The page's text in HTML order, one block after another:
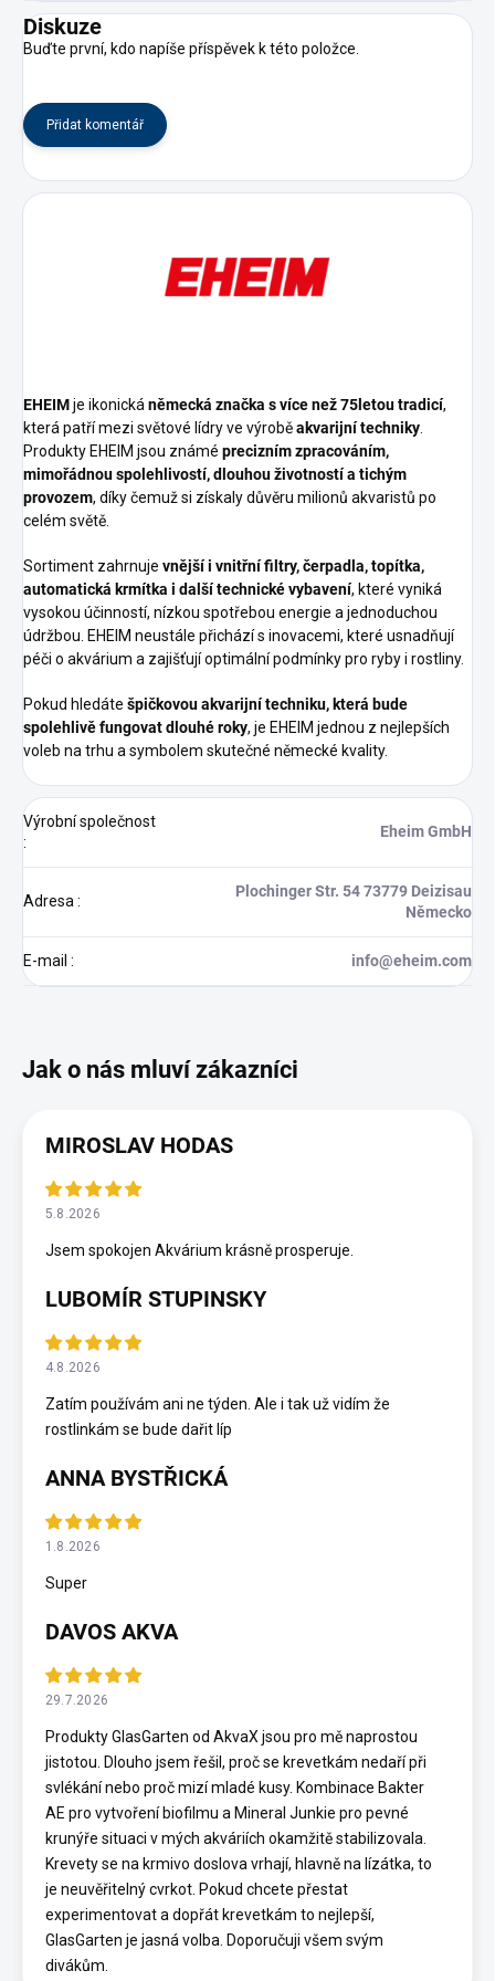
Diskuze
Buďte první, kdo napíše příspěvek k této položce.
Přidat komentář
EHEIMje ikonická německá značka s více než 75letou tradicí,
která patří mezi světové lídry ve výroběakvarijní techniky
Produkty EHEIM jsou známé precizním zpracováním,
mimořádnou spolehlivostí, dlouhou životností a tichým
provozem, díky čemuž si získaly důvěru milionů akvaristů po
celém světě.
Sortiment zahrnuje vnější i vnitřní filtry, čerpadla, topítka,
automatická krmítka i další technické vybavení, které vyniká
vysokou účinností, nízkou spotřebou energie a jednoduchou
údržbou. EHEIM neustále přichází s inovacemi, které usnadňují
péči o akvárium a zajišťují optimální podmínky pro ryby i rostliny.
Pokud hledáte špičkovou akvarijní techniku, která bude
spolehlivě fungovat dlouhé roky, je EHEIM jednou z nejlepších
voleb na trhu a symbolem skutečné německé kvality.
Výrobní společnost
:
Eheim GmbH
Adresa :
Plochinger Str. 54 73779 Deizisau
Německo
E-mail : info@eheim.com
MIROSLAV HODAS
5.8.2026
Jsem spokojen Akvárium krásně prosperuje.
LUBOMÍR STUPINSKY
4.8.2026
Zatím používám ani ne týden. Ale i tak už vidím že
rostlinkám se bude dařit líp
ANNA BYSTŘICKÁ
1.8.2026
Super
DAVOS AKVA
29.7.2026
Produkty GlasGarten od AkvaX jsou pro mě naprostou
jistotou. Dlouho jsem řešil, proč se krevetkám nedaří při
svlékání nebo proč mizí mladé kusy. Kombinace Bakter
AE pro vytvoření biofilmu a Mineral Junkie pro pevné
krunýře situaci v mých akváriích okamžitě stabilizovala.
Krevety se na krmivo doslova vrhají, hlavně na lízátka, to
je neuvěřitelný cvrkot. Pokud chcete přestat
experimentovat a dopřát krevetkám to nejlepší,
GlasGarten je jasná volba. Doporučuji všem svým
divákům.